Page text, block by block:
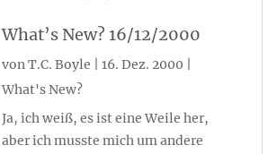
What’s New? 16/12/2000
vonT.C. Boyle 16. Dez. 2000
What's New?
Ja, ich weiß, es ist eine Weile her,
aber ich musste mich um andere